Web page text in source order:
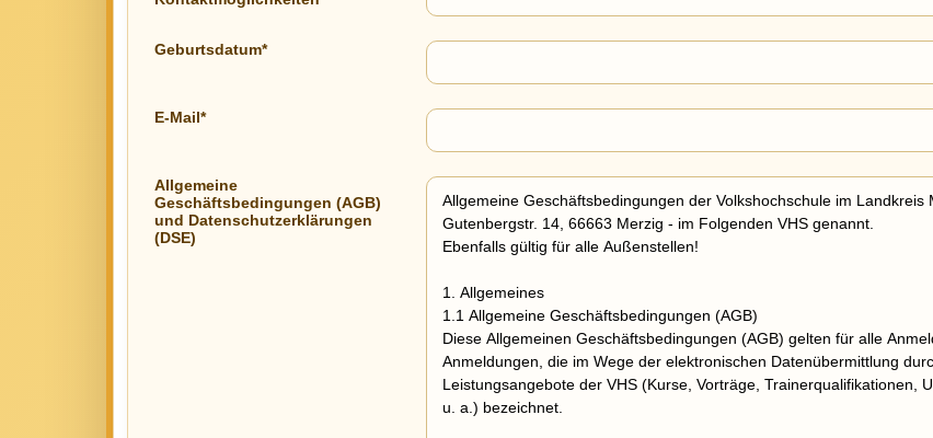
Geburtsdatum*
E-Mail*
Allgemeine
Geschäftsbedingungen (AGB)
und Datenschutzerklärungen
(DSE)